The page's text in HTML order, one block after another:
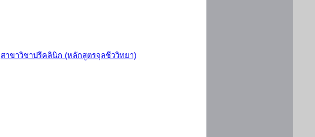
สาขาวิชาปรีคลินิก (หลักสูตรจุลชีววิทยา)